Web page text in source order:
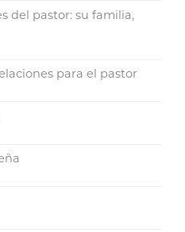
del pastor: su familia,
para el pastor